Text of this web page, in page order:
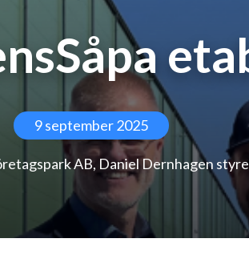
9 september 2025
AB, Daniel Dernhagen